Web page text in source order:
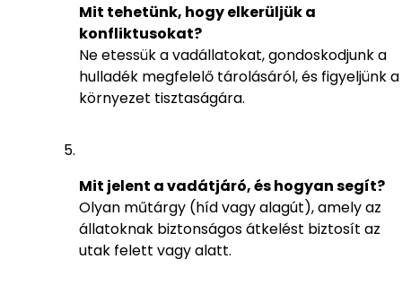
Mit tehetünk, hogy elkerüljük a
konfliktusokat?
Ne etessük a vadállatokat, gondoskodjunk a
hulladék megfelelő tárolásáról, és figyeljünk a
környezet tisztaságára.
Mit jelent a vadátjáró, és hogyan segít?
Olyan műtárgy (híd vagy alagút), amely az
állatoknak biztonságos átkelést biztosít az
utak felett vagy alatt.